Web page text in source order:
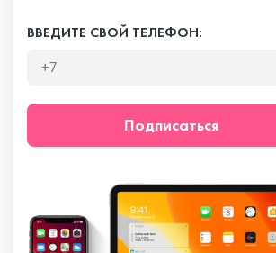
ВВЕДИТЕ СВОЙ ТЕЛЕФОН:
Подписаться